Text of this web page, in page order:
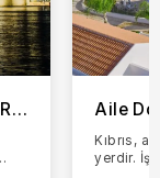
Kıbrıs'ta Gece Hayatı: En İyi Barlar, Restoranlar ve Eğlence Mekanları
Kıbrıs,
yerdir.